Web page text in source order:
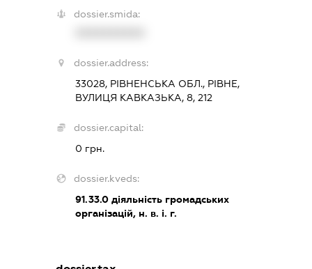
dossier.smida:
dossier.address:
33028, РІВНЕНСЬКА ОБЛ., РІВНЕ,
ВУЛИЦЯ КАВКАЗЬКА, 8, 212
dossier.capital:
0 грн.
dossier.kveds:
91.33.0 діяльність громадських
організацій, н. в. і. г.